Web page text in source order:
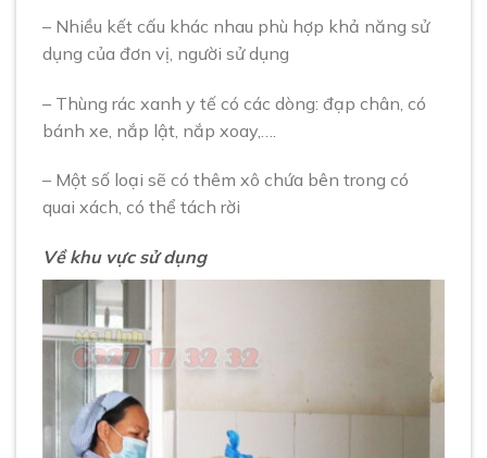
– Nhiều kết cấu khác nhau phù hợp khả năng sử
dụng của đơn vị, người sử dụng
– Thùng rác xanh y tế có các dòng: đạp chân, có
bánh xe, nắp lật, nắp xoay,….
– Một số loại sẽ có thêm xô chứa bên trong có
quai xách, có thể tách rời
Về khu vực sử dụng